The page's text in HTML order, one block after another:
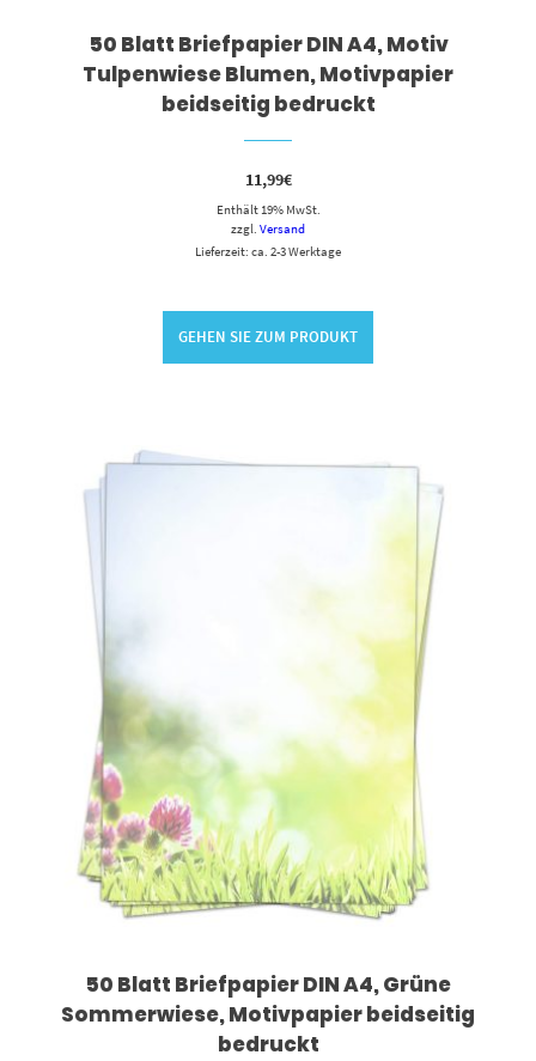
50 Blatt Briefpapier DIN A4, Motiv
Tulpenwiese Blumen, Motivpapier
beidseitig bedruckt
11,99€
Enthält 19% MwSt.
zzgl. Versand
Lieferzeit: ca. 2-3 Werktage
GEHEN SIE ZUM PRODUKT
50 Blatt Briefpapier DIN A4, Grüne
Sommerwiese, Motivpapier beidseitig
bedruckt